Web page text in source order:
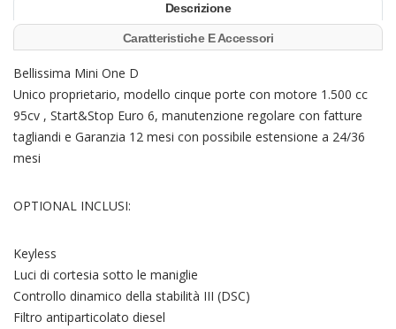
Descrizione
Caratteristiche E Accessori
Bellissima Mini One D
Unico proprietario, modello cinque porte con motore 1.500 cc
95cv , Start&Stop Euro 6, manutenzione regolare con fatture
tagliandi e Garanzia 12 mesi con possibile estensione a 24/36
mesi
OPTIONAL INCLUSI:
Keyless
Luci di cortesia sotto le maniglie
Controllo dinamico della stabilità III (DSC)
Filtro antiparticolato diesel